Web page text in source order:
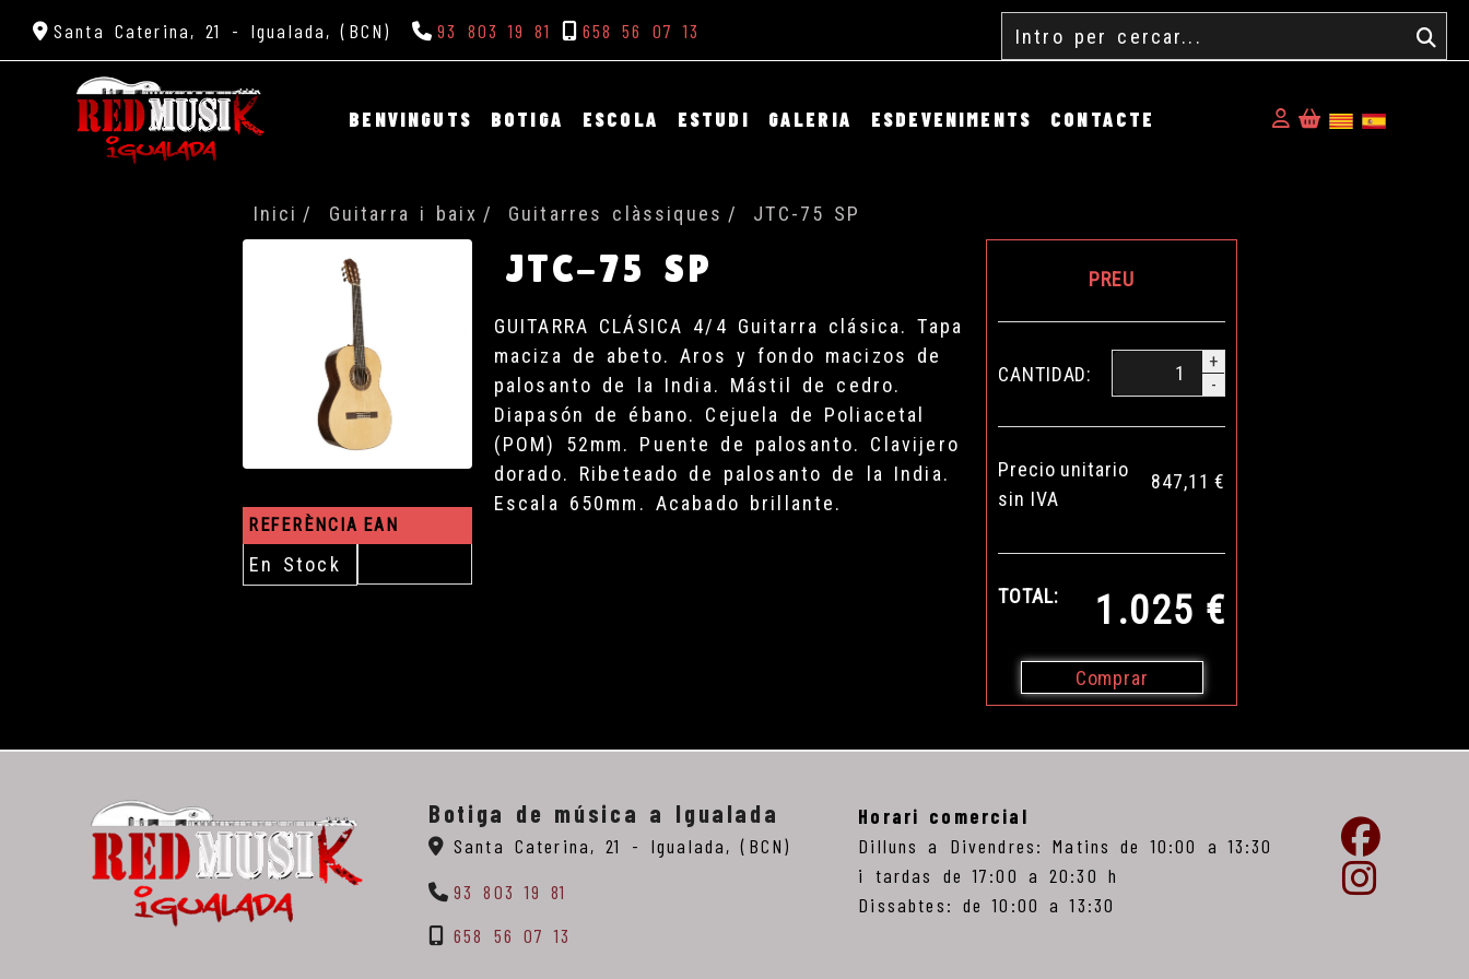
Santa Caterina, 21 - Igualada,(BCN) 93 803 19 81 658 56 07 13 Cercar
BENVINGUTS BOTIGA ESCOLA ESTUDI GALERIA ESDEVENIMENTS CONTACTE Identifícat
Inici Guitarra i baix Guitarres clàssiques JTC-75 SP
REFERÈNCIA
En Stock
EAN
JTC-75 SP
GUITARRA CLÁSICA 4/4 Guitarra clásica. Tapa
maciza de abeto. Aros y fondo macizos de
palosanto de la India. Mástil de cedro.
Diapasón de ébano. Cejuela de Poliacetal
(POM) 52mm. Puente de palosanto. Clavijero
dorado. Ribeteado de palosanto de la India.
Escala 650mm. Acabado brillante.
PREU
CANTIDAD:
+
-
Precio unitario
sin IVA
847,11 €
TOTAL: 1.025 €
Comprar
Botiga de música a Igualada
Santa Caterina, 21 - Igualada,(BCN)
93 803 19 81
658 56 07 13
Horari comercial
Dilluns a Divendres: Matins de 10:00 a 13:30
i tardas de 17:00 a 20:30 h
Dissabtes: de 10:00 a 13:30